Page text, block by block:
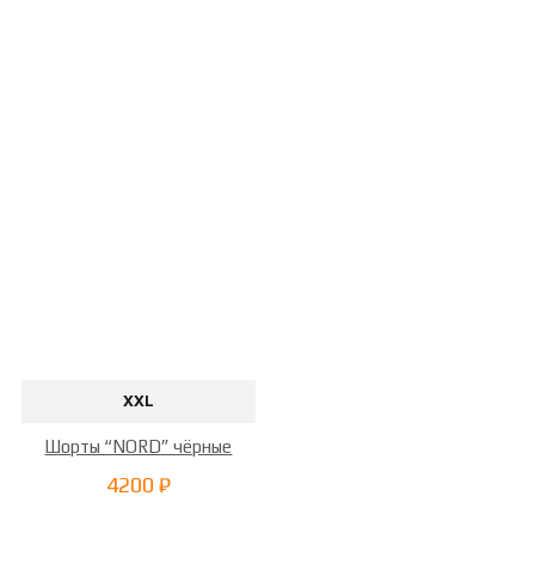
XXL
Шорты “NORD” чёрные
4200 ₽